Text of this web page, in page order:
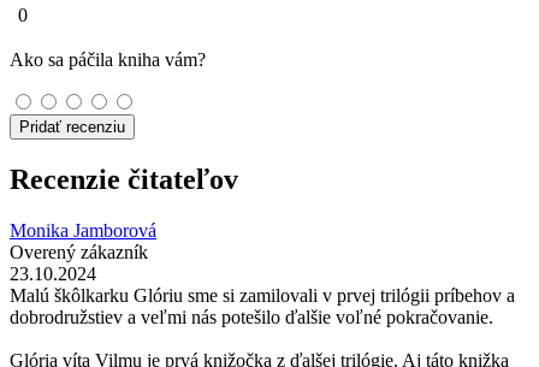
0
Ako sa páčila kniha vám?
Pridať recenziu
Recenzie čitateľov
Monika Jamborová
Overený zákazník
23.10.2024
Malú škôlkarku Glóriu sme si zamilovali v prvej trilógii príbehov a
dobrodružstiev a veľmi nás potešilo ďalšie voľné pokračovanie.
Glória víta Vilmu je prvá knižočka z ďalšej trilógie. Aj táto knižka